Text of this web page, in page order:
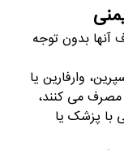
آنها بدون توجه
وارفارین یا
مصرف می کنند،
با پزشک یا